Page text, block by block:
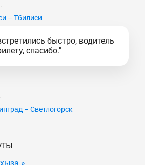
– Тбилиси
быстро, водитель
спасибо."
– Светлогорск